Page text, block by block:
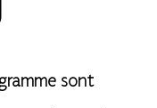
sont